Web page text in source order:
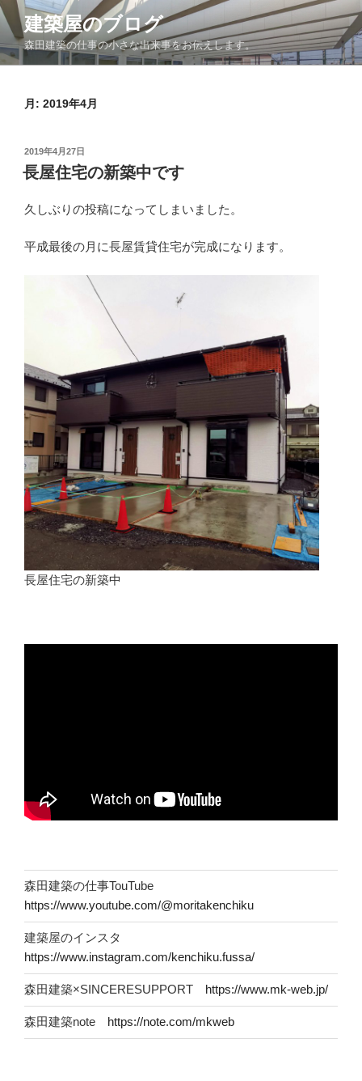
コ
ン
テ
ン
建築屋のブログ
森田建築の仕事の小さな出来事をお伝えします。
月: 2019年4月
投
稿
日:
2019年4月27日
長屋住宅の新築中です
久しぶりの投稿になってしまいました。
平成最後の月に長屋賃貸住宅が完成になります。
長屋住宅の新築中
森田建築の仕事TouTube
https://www.youtube.com/@moritakenchiku
建築屋のインスタ
https://www.instagram.com/kenchiku.fussa/
森田建築×SINCERESUPPORT https://www.mk-web.jp/
森田建築note https://note.com/mkweb